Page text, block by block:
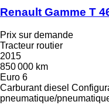
Renault Gamme T
Prix sur demande
Tracteur routier
2015
850 000 km
Euro 6
Carburant diesel
pneumatique/